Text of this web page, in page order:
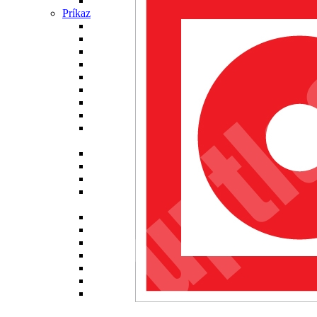
Príkazové značky
M004 Príkaz na ochranu dýchacích orgánov
M005 Príkaz na ochranu nôh
M006 Príkaz na ochranu rúk
M007 Príkaz na nosenie ochranného odevu
M008 Príkaz na ochranu tváre
M009 Príkaz na použitie bezpečnostného
M010 Cesta vyhradená pre chodcov
M011 Značka príkazu – všeobecne
M012 Príkaz na použitie nadchodu
M013 Príkaz na vytiahnutie zo zásuvky pred
M014 Príkaz na odpojenie pred prácou
M020 Príkaz na ochranu zraku a sluchu
M021 Príkaz na ochranu hlavy a sluchu
M022 Príkaz na ochranu hlavy a zraku
M023 Príkaz na zaistenie plynových nádrží
M024 Príkaz na použitie ochranných pásov
M025 Cesta vyhradená pre používateľov
invalidných vozíkov